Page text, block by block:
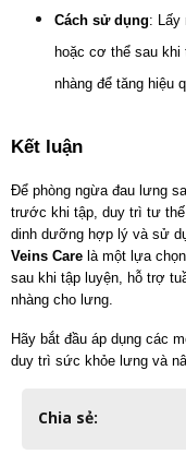
Cách sử dụng: Lấy
hoặc cơ thể sau
nhàng để tăng hiệu
Kết luận
Để phòng ngừa đau lưng
trước khi tập, duy trì tư
dinh dưỡng hợp lý và sử
Veins Care là một lựa
sau khi tập luyện, hỗ trợ
nhàng cho lưng.
Hãy bắt đầu áp dụng các
duy trì sức khỏe lưng và
Chia sẻ: